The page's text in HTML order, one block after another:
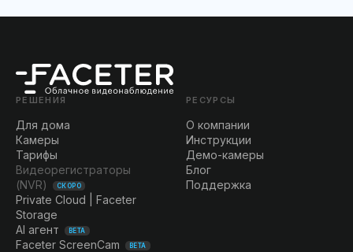
РЕШЕНИЯ
Для дома
Камеры
Тарифы
Видеорегистраторы
(NVR)
СКОРО
Private Cloud | Faceter
Storage
AI агент
BETA
Faceter ScreenCam BETA
РЕСУРСЫ
О компании
Инструкции
Демо-камеры
Блог
Поддержка